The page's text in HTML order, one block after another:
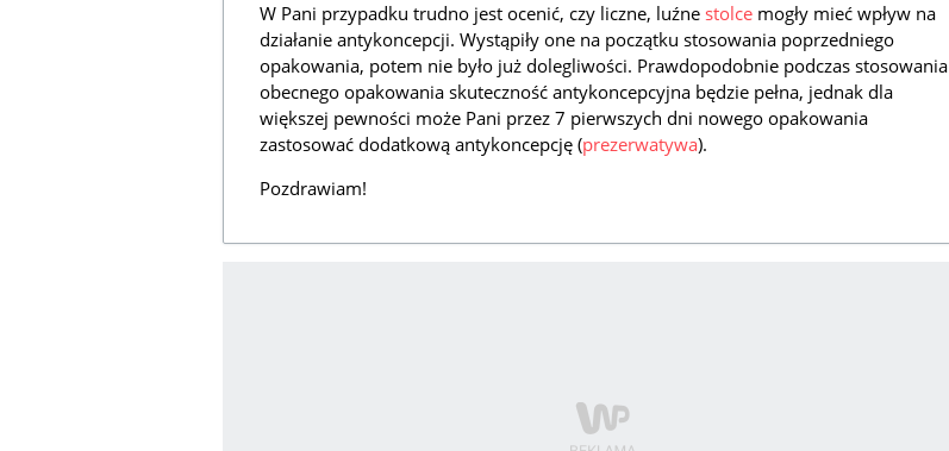
W Pani przypadku trudno jest ocenić, czy liczne, luźne stolce mogły mieć wpływ na
działanie antykoncepcji. Wystąpiły one na początku stosowania poprzedniego
opakowania, potem nie było już dolegliwości. Prawdopodobnie podczas stosowania
obecnego opakowania skuteczność antykoncepcyjna będzie pełna, jednak dla
większej pewności może Pani przez 7 pierwszych dni nowego opakowania
zastosować dodatkową antykoncepcję (prezerwatywa).
Pozdrawiam!